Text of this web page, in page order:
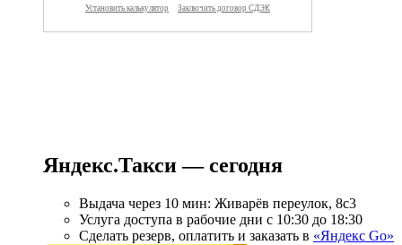
Яндекс.Такси — сегодня
Выдача через 10 мин: Живарёв переулок, 8с3
Услуга доступа в рабочие дни с 10:30 до 18:30
Сделать резерв, оплатить и заказать в «Яндекс Go»